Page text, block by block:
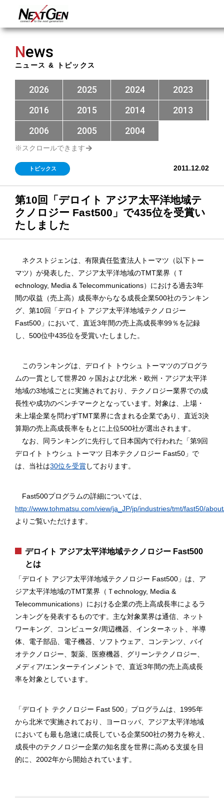
News
ニュース & トピックス
2026 2025 2024 2023
2016
2015 2014 2013
2006
2005 2004
トピックス 2011.12.02
第10回「デロイト アジア太平洋地域テ
クノロジー Fast500」で435位を受賞い
たしました
ネクストジェンは、有限責任監査法人トーマツ（以下トー
マツ）が発表した、アジア太平洋地域のTMT業界（Ｔ
echnology, Media & Telecommunications）における過去3年
間の収益（売上高）成長率からなる成長企業500社のランキン
グ、第10回「デロイト アジア太平洋地域テクノロジー
Fast500」において、直近3年間の売上高成長率99％を記録
し、500位中435位を受賞いたしました。
このランキングは、デロイト トウシュ トーマツのプログラ
ムの一貫として世界20 ヶ国および北米・欧州・アジア太平洋
地域の3地域ごとに実施されており、テクノロジー業界での成
長性や成功のベンチマークとなっています。対象は、上場・
未上場企業を問わずTMT業界に含まれる企業であり、直近3決
算期の売上高成長率をもとに上位500社が選出されます。
なお、同ランキングに先行して日本国内で行われた「第9回
デロイト トウシュ トーマツ 日本テクノロジー Fast50」で
は、当社は30位を受賞しております。
Fast500プログラムの詳細については、
http://www.tohmatsu.com/view/ja_JP/jp/industries/tmt/fast50/
よりご覧いただけます。
デロイト アジア太平洋地域テクノロジー Fast500
とは
「デロイト アジア太平洋地域テクノロジー Fast500」は、ア
ジア太平洋地域のTMT業界（Ｔechnology, Media &
Telecommunications）における企業の売上高成長率によるラ
ンキングを発表するものです。主な対象業界は通信、ネット
ワーキング、コンピュータ/周辺機器、インターネット、半導
体、電子部品、電子機器、ソフトウェア、コンテンツ、バイ
オテクノロジー、製薬、医療機器、グリーンテクノロジー、
メディア/エンターテインメントで、直近3年間の売上高成長
率を対象としています。
「デロイト テクノロジー Fast 500」プログラムは、1995年
から北米で実施されており、ヨーロッパ、アジア太平洋地域
においても最も急速に成長している企業500社の努力を称え、
成長中のテクノロジー企業の知名度を世界に高める支援を目
的に、2002年から開始されています。